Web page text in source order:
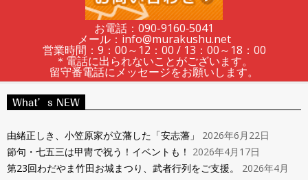
レ
ン
タ
お電話：090-9160‐5041
メール：info@murakushu.net
営業時間：9：00～12：00 / 13：00～18：00
＊電話に出られないことがございます。
留守番電話にメッセージをお願いします。
Navigation
What’s NEW
由緒正しき、小笠原家が立藩した「安志藩」
2026年6月22日
節句・七五三は甲冑で祝う！イベントも！ 2026年4月17日
第23回わだやま竹田お城まつり、武者行列をご支援。
2026年4月